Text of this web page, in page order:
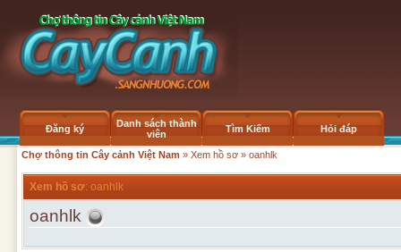
Đăng ký
Danh sách thành
viên
Tìm Kiếm Hỏi đáp
Chợ thông tin Cây cảnh Việt Nam » Xem hồ sơ » oanhlk
Xem hồ sơ: oanhlk
oanhlk